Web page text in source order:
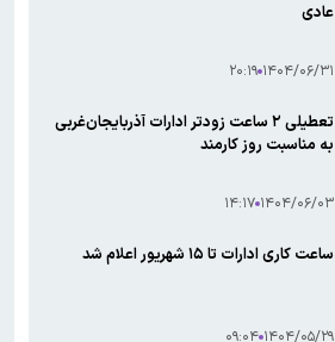
عادی
۱۴۰۴/۰۶/۳۱ ۲۰:۱۹
تعطیلی ۲ ساعت زودتر ادارات آذربایجان‌غربی
به مناسبت روز کارمند
۱۴۰۴/۰۶/۰۳ ۱۴:۱۷
ساعت کاری ادارات تا ۱۵ شهریور اعلام شد
۱۴۰۴/۰۵/۲۹ ۰۹:۰۴